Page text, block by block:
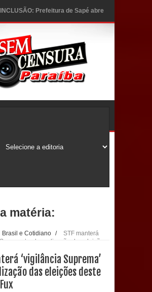
INCLUSÃO: Prefeitura de Sapé abre
Social; veja documentação
necessária!
com a saúde bucal em Marí
PDT da Paraíba faz reunião
matéria:
Brasil e Cotidiano /
STF manterá
pela realização das eleições
‘vigilância Suprema’
das eleições deste